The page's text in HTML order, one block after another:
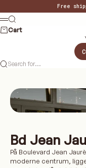
Free
MENU
Search
Cart
Search for...
Bd Jean
På Boulevard Jean
moderne centrum,